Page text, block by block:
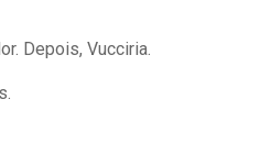
Depois, Vucciria.